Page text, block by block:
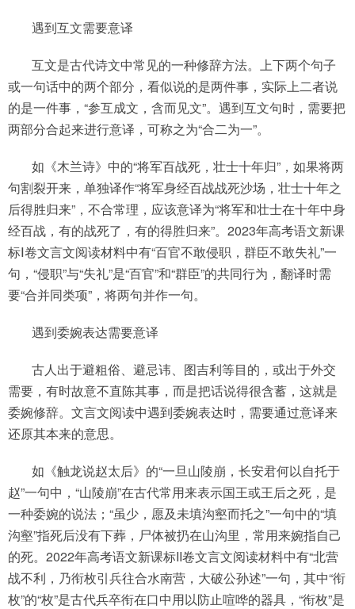
遇到互文需要意译
互文是古代诗文中常见的一种修辞方法。上下两个句子
或一句话中的两个部分，看似说的是两件事，实际上二者说
的是一件事，“参互成文，含而见文”。遇到互文句时，需要把
两部分合起来进行意译，可称之为“合二为一”。
如《木兰诗》中的“将军百战死，壮士十年归”，如果将两
句割裂开来，单独译作“将军身经百战战死沙场，壮士十年之
后得胜归来”，不合常理，应该意译为“将军和壮士在十年中身
经百战，有的战死了，有的得胜归来”。2023年高考语文新课
标Ⅰ卷文言文阅读材料中有“百官不敢侵职，群臣不敢失礼”一
句，“侵职”与“失礼”是“百官”和“群臣”的共同行为，翻译时需
要“合并同类项”，将两句并作一句。
遇到委婉表达需要意译
古人出于避粗俗、避忌讳、图吉利等目的，或出于外交
需要，有时故意不直陈其事，而是把话说得很含蓄，这就是
委婉修辞。文言文阅读中遇到委婉表达时，需要通过意译来
还原其本来的意思。
如《触龙说赵太后》的“一旦山陵崩，长安君何以自托于
赵”一句中，“山陵崩”在古代常用来表示国王或王后之死，是
一种委婉的说法；“虽少，愿及未填沟壑而托之”一句中的“填
沟壑”指死后没有下葬，尸体被扔在山沟里，常用来婉指自己
的死。2022年高考语文新课标II卷文言文阅读材料中有“北营
战不利，乃衔枚引兵往合水南营，大破公孙述”一句，其中“衔
枚”的“枚”是古代兵卒衔在口中用以防止喧哗的器具，“衔枚”是